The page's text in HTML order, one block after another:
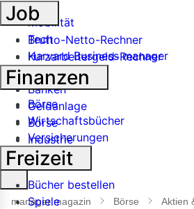
Mobilität
Tech
Harvard Business manager
Handel
Banken
Geldanlage
Börse
Industrie
Suche
öffnen
manager magazin Börse Aktien
Job
Brutto-Netto-Rechner
Kurzarbeitergeld-Rechner
Finanzen
Börse
Wirtschaftsbücher
Versicherungen
Freizeit
Bücher bestellen
Spiele